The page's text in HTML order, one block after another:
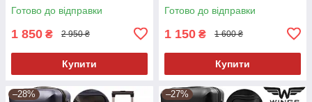
Готово до відправки
1 850 ₴ 2 950 ₴
Купити
Готово до відправки
1 150 ₴ 1 600 ₴
Купити
–28% –27%